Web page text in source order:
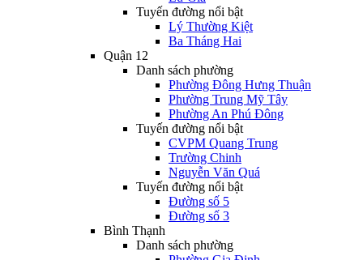
Tuyến đường nổi bật
Lý Thường Kiệt
Ba Tháng Hai
Quận 12
Danh sách phường
Phường Đông Hưng Thuận
Phường Trung Mỹ Tây
Phường An Phú Đông
Tuyến đường nổi bật
CVPM Quang Trung
Trường Chinh
Nguyễn Văn Quá
Tuyến đường nổi bật
Đường số 5
Đường số 3
Bình Thạnh
Danh sách phường